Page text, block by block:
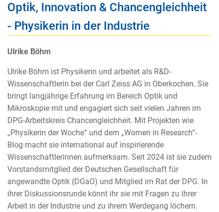
Optik, Innovation & Chancengleichheit
- Physikerin in der Industrie
Ulrike Böhm
Ulrike Böhm ist Physikerin und arbeitet als R&D-
Wissenschaftlerin bei der Carl Zeiss AG in Oberkochen. Sie
bringt langjährige Erfahrung im Bereich Optik und
Mikroskopie mit und engagiert sich seit vielen Jahren im
DPG-Arbeitskreis Chancengleichheit. Mit Projekten wie
„Physikerin der Woche“ und dem „Women in Research“-
Blog macht sie international auf inspirierende
Wissenschaftlerinnen aufmerksam. Seit 2024 ist sie zudem
Vorstandsmitglied der Deutschen Gesellschaft für
angewandte Optik (DGaO) und Mitglied im Rat der DPG. In
ihrer Diskussionsrunde könnt ihr sie mit Fragen zu ihrer
Arbeit in der Industrie und zu ihrem Werdegang löchern.